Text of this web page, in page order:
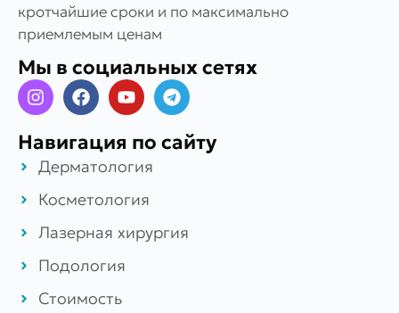
кротчайшие сроки и по максимально
приемлемым ценам
Мы в социальных сетях
Навигация по сайту
Дерматология
Косметология
Лазерная хирургия
Подология
Стоимость